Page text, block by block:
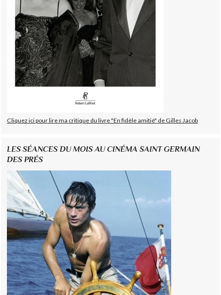
Cliquez ici pour lire ma critique du livre "En fidèle amitié" de Gilles Jacob
LES SÉANCES DU MOIS AU CINÉMA SAINT GERMAIN
DES PRÉS